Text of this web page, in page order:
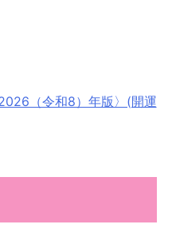
（令和8）年版〉(開運